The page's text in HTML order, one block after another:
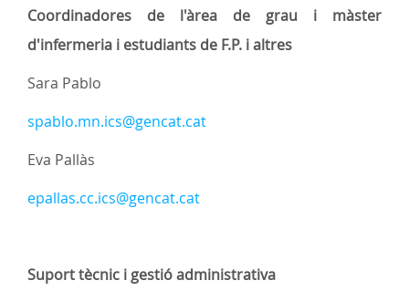
Coordinadores de l'àrea de grau i màster
d'infermeria i estudiants de F.P. i altres
Sara Pablo
spablo.mn.ics@gencat.cat
Eva Pallàs
epallas.cc.ics@gencat.cat
Suport tècnic i gestió administrativa